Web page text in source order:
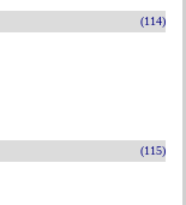
(114)
(115)